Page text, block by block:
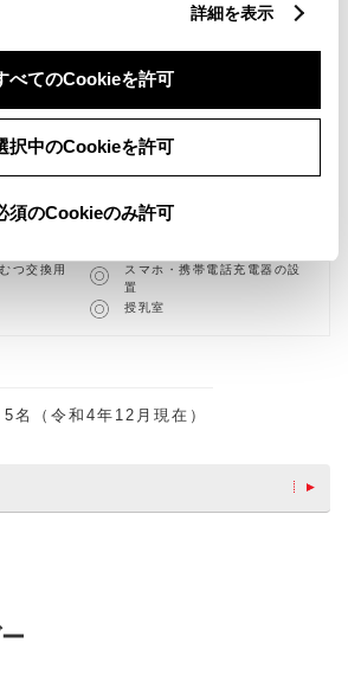
詳細を表示
べてのCookieを許可
択中のCookieを許可
須のCookieのみ許可
授乳室
ットフロ
バリアフリー/多目的駐車場
的トイレ G-Station
車検・整備・メンテナンス取
扱店
つ交換用
スマホ・携帯電話充電器の設
置
授乳室
名（令和4年12月現在）